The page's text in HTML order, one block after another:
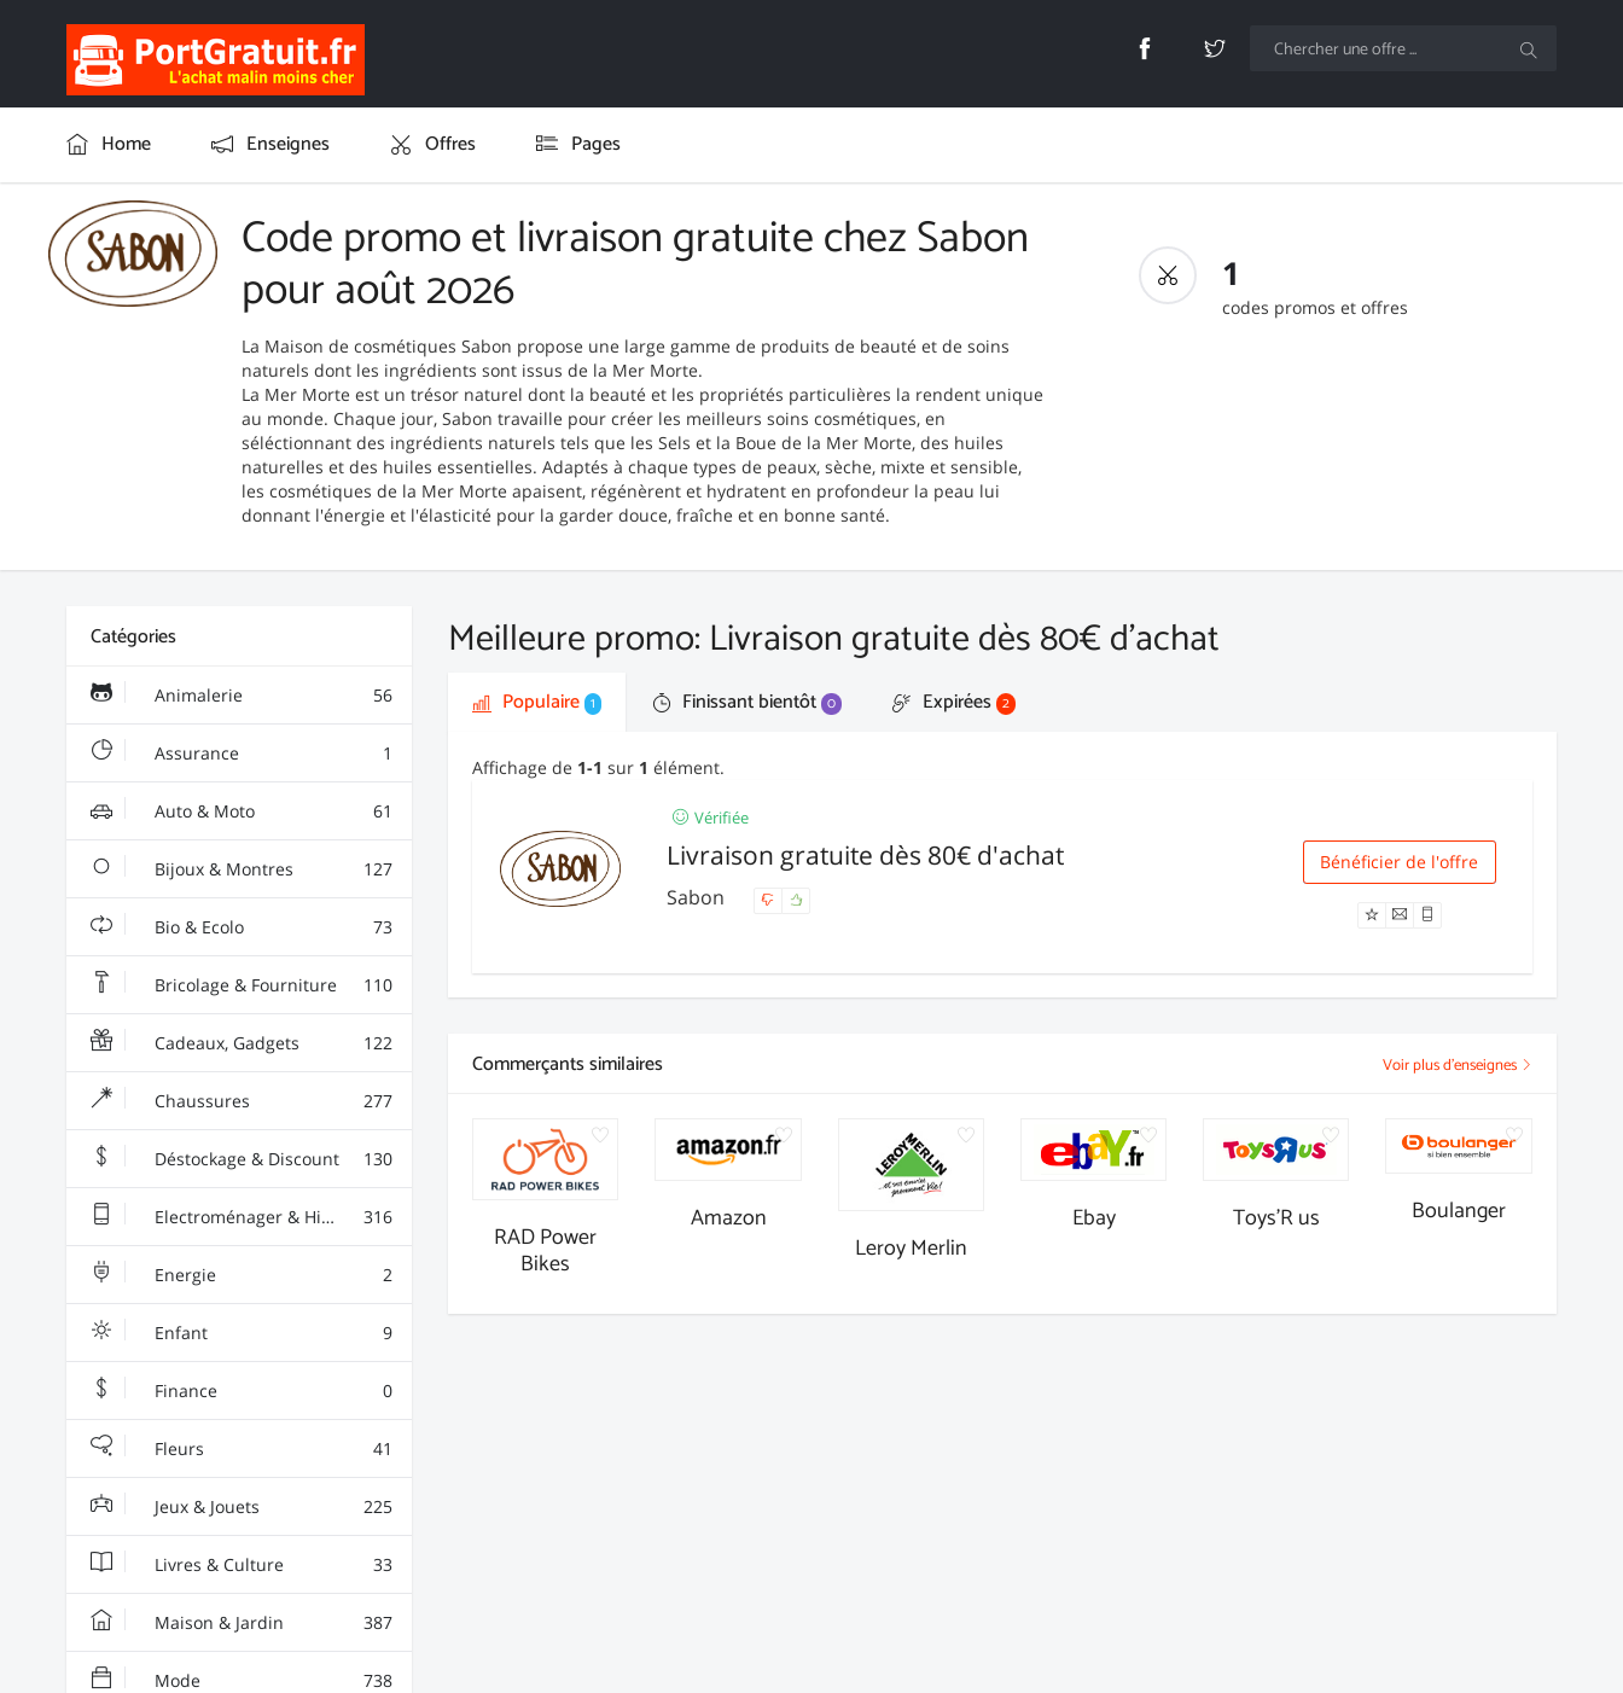
Home Enseignes Offres Pages
Code promo et livraison gratuite chez Sabon
pour août 2026
La Maison de cosmétiques Sabon propose une large gamme de produits de beauté et de soins
naturels dont les ingrédients sont issus de la Mer Morte.
La Mer Morte est un trésor naturel dont la beauté et les propriétés particulières la rendent unique
au monde. Chaque jour, Sabon travaille pour créer les meilleurs soins cosmétiques, en
séléctionnant des ingrédients naturels tels que les Sels et la Boue de la Mer Morte, des huiles
naturelles et des huiles essentielles. Adaptés à chaque types de peaux, sèche, mixte et sensible,
les cosmétiques de la Mer Morte apaisent, régénèrent et hydratent en profondeur la peau lui
donnant l'énergie et l'élasticité pour la garder douce, fraîche et en bonne santé.
1
codes promos et offres
Catégories
Animalerie 56
Assurance 1
Auto & Moto 61
Bijoux & Montres 127
Bio & Ecolo 73
Bricolage & Fourniture 110
Cadeaux, Gadgets 122
Chaussures 277
Déstockage & Discount 130
Electroménager & High-Tech 316
Energie 2
Enfant 9
Finance 0
Fleurs 41
Jeux & Jouets 225
Livres & Culture 33
Maison & Jardin 387
Mode 738
Meilleure promo: Livraison gratuite dès 80€ d'achat
Populaire 1 Finissant bientôt 0 Expirées 2
Affichage de 1-1 sur 1 élément.
Vérifiée
Livraison gratuite dès 80€ d'achat
Sabon
Livraison
Bénéficier de l'offre
Commerçants similaires Voir plus d'enseignes
RAD Power
Bikes
Amazon
Leroy Merlin
Ebay Toys'R us Boulanger